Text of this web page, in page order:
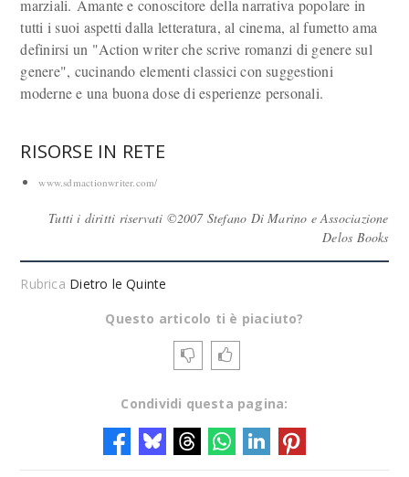
marziali. Amante e conoscitore della narrativa popolare in
tutti i suoi aspetti dalla letteratura, al cinema, al fumetto ama
definirsi un "Action writer che scrive romanzi di genere sul
genere", cucinando elementi classici con suggestioni
moderne e una buona dose di esperienze personali.
RISORSE IN RETE
www.sdmactionwriter.com/
Tutti i diritti riservati ©2007 Stefano Di Marino e Associazione
Delos Books
Rubrica Dietro le Quinte
Questo articolo ti è piaciuto?
Condividi questa pagina: